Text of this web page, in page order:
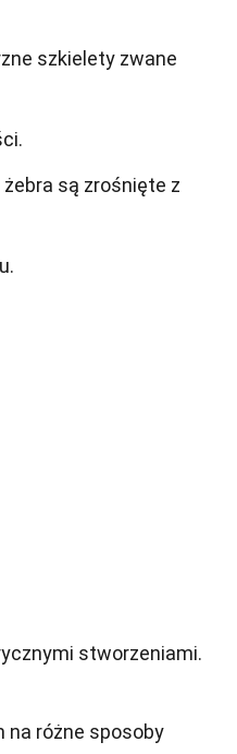
szkielety zwane
są zrośnięte z
stworzeniami.
na różne sposoby